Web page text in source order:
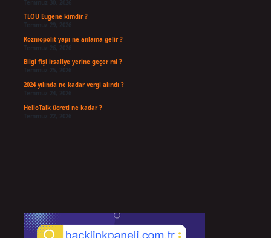
TLOU Eugene kimdir ?
Temmuz 29, 2026
Kozmopolit yapı ne anlama gelir ?
Bilgi fişi irsaliye yerine geçer mi ?
Temmuz 25, 2026
2024 yılında ne kadar vergi alındı ?
HelloTalk ücreti ne kadar ?